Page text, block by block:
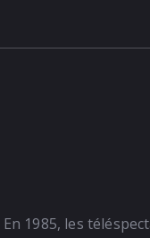
En 1985, les